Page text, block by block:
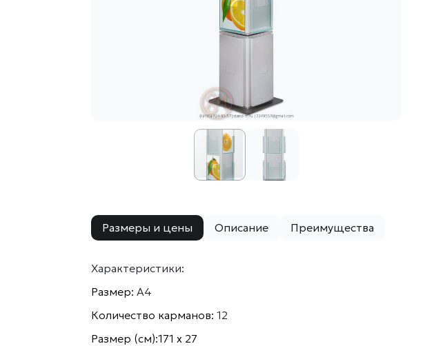
Размеры и цены Описание Преимущества
Характеристики:
Размер: А4
Количество карманов: 12
Размер (см):171 х 27